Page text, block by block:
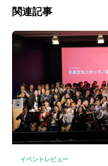
関連記事
イベントレビュー